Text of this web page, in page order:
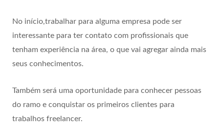
No início,trabalhar para alguma empresa pode ser
interessante para ter contato com profissionais que
tenham experiência na área, o que vai agregar ainda mais
seus conhecimentos.
Também será uma oportunidade para conhecer pessoas
do ramo e conquistar os primeiros clientes para
trabalhos freelancer.